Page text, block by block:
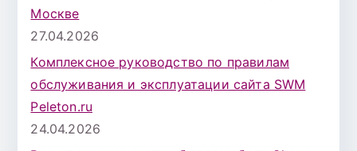
Москве
27.04.2026
Комплексное руководство по правилам
обслуживания и эксплуатации сайта SWM
Peleton.ru
24.04.2026